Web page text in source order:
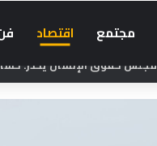
مجتمع اقتصاد
مجلس حقوق الإنسان يحذر: